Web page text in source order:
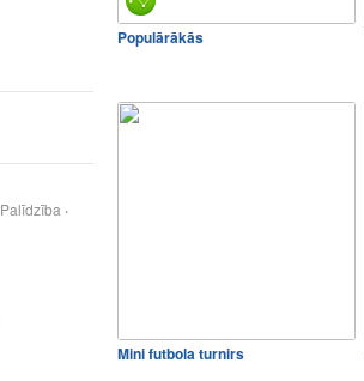
Palīdzība
Populārākās
Mini futbola turnirs